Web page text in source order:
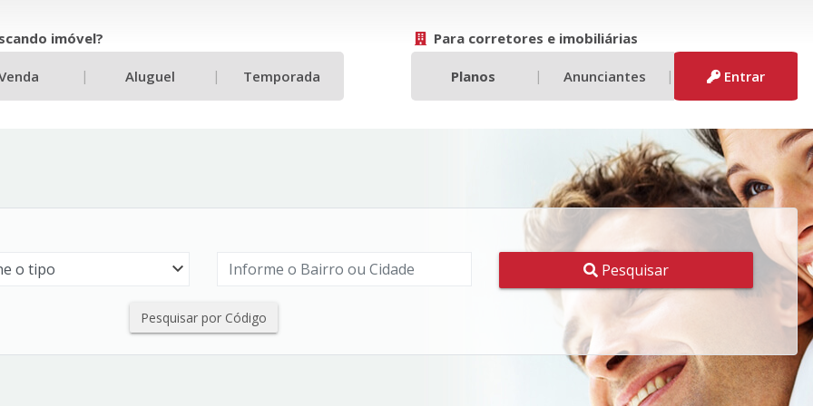
imóvel? Para corretores e imobiliárias
| Aluguel | Temporada Planos | Anunciantes | Entrar
Pesquisar
Pesquisar por Código